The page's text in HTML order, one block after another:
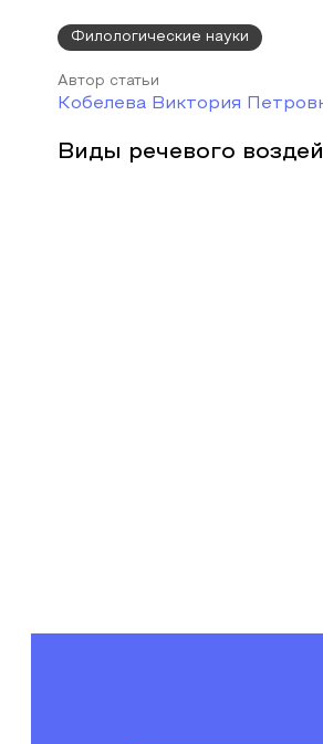
Филологические науки
Автор статьи
Кобелева Виктория
Виды речевого